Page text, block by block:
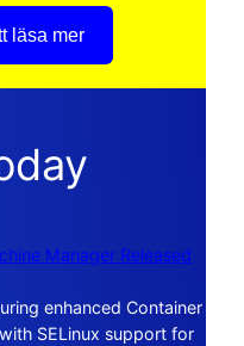
läsa mer
Manager Released
enhanced Container
SELinux support for